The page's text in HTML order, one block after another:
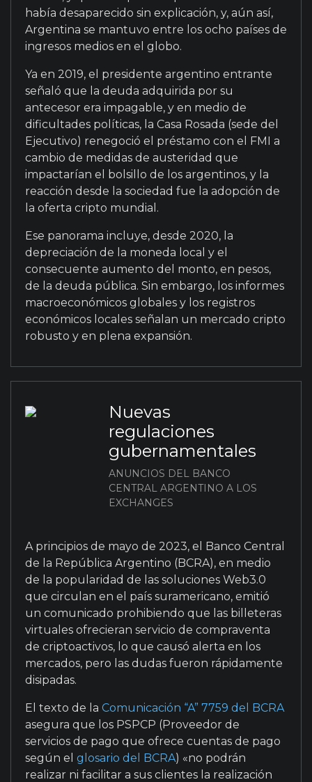
había desaparecido sin explicación, y, aún así,
Argentina se mantuvo entre los ocho países de
ingresos medios en el globo.
Ya en 2019, el presidente argentino entrante
señaló que la deuda adquirida por su
antecesor era impagable, y en medio de
dificultades políticas, la Casa Rosada (sede del
Ejecutivo) renegoció el préstamo con el FMI a
cambio de medidas de austeridad que
impactarían el bolsillo de los argentinos, y la
reacción desde la sociedad fue la adopción de
la oferta cripto mundial.
Ese panorama incluye, desde 2020, la
depreciación de la moneda local y el
consecuente aumento del monto, en pesos,
de la deuda pública. Sin embargo, los informes
macroeconómicos globales y los registros
económicos locales señalan un mercado cripto
robusto y en plena expansión.
Nuevas
regulaciones
gubernamentales
ANUNCIOS DEL BANCO
CENTRAL ARGENTINO A LOS
EXCHANGES
A principios de mayo de 2023, el Banco Central
de la República Argentino (BCRA), en medio
de la popularidad de las soluciones Web3.0
que circulan en el país suramericano, emitió
un comunicado prohibiendo que las billeteras
virtuales ofrecieran servicio de compraventa
de criptoactivos, lo que causó alerta en los
mercados, pero las dudas fueron rápidamente
disipadas.
El texto de la Comunicación “A” 7759 del BCRA
asegura que los PSPCP (Proveedor de
servicios de pago que ofrece cuentas de pago
según el glosario del BCRA) «no podrán
realizar ni facilitar a sus clientes la realización